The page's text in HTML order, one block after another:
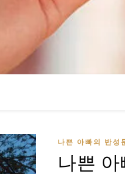
나쁜 아빠의 반성
나쁜